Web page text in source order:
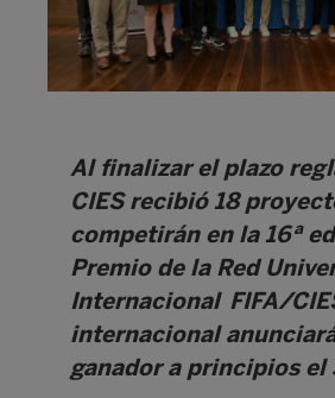
Al finalizar el plazo
CIES recibió 18
competirán en la 16ª
Premio de la Red
Internacional FIFA/
internacional
ganador a principios el